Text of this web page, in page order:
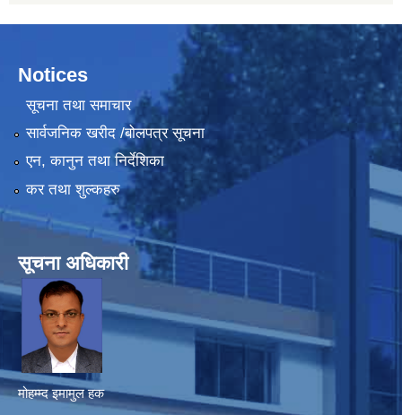
Notices
सूचना तथा समाचार
सार्वजनिक खरीद /बोलपत्र सूचना
एन, कानुन तथा निर्देशिका
कर तथा शुल्कहरु
सूचना अधिकारी
मोहम्म्द इमामुल हक